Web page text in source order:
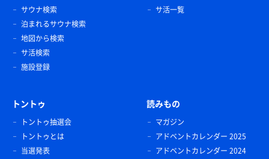
サウナ検索
泊まれるサウナ検索
地図から検索
サ活検索
施設登録
サ活一覧
トントゥ
トントゥ抽選会
トントゥとは
当選発表
読みもの
マガジン
アドベントカレンダー 2025
アドベントカレンダー 2024